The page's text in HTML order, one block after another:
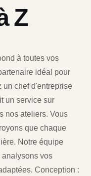
Z
à toutes vos
idéal pour
un chef d'entreprise
un service sur
nos ateliers. Vous
que chaque
Notre équipe
analysons vos
Conception :